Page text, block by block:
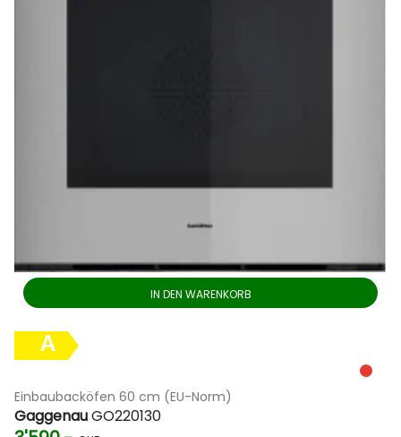
IN DEN WARENKORB
A
Einbaubacköfen 60 cm (EU-Norm)
GaggenauGO220130